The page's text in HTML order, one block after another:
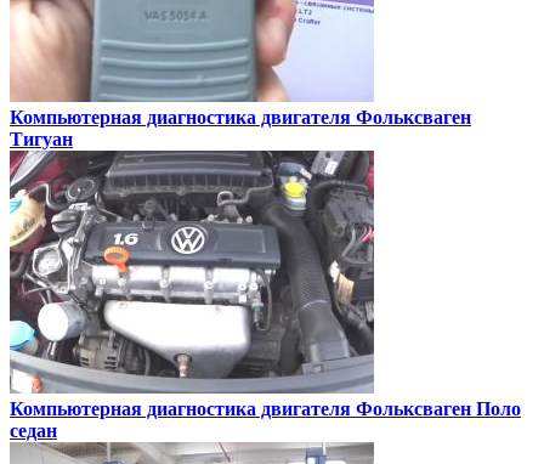
Компьютерная диагностика двигателя Фольксваген
Тигуан
Компьютерная диагностика двигателя Фольксваген Поло
седан